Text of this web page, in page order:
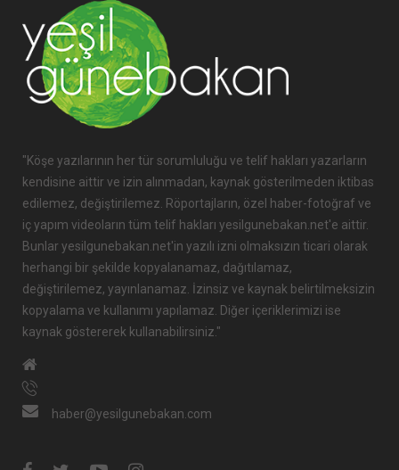
"Köşe yazılarının her tür sorumluluğu ve telif hakları yazarların
kendisine aittir ve izin alınmadan, kaynak gösterilmeden iktibas
edilemez, değiştirilemez. Röportajların, özel haber-fotoğraf ve
iç yapım videoların tüm telif hakları yesilgunebakan.net'e aittir.
Bunlar yesilgunebakan.net'in yazılı izni olmaksızın ticari olarak
herhangi bir şekilde kopyalanamaz, dağıtılamaz,
değiştirilemez, yayınlanamaz. İzinsiz ve kaynak belirtilmeksizin
kopyalama ve kullanımı yapılamaz. Diğer içeriklerimizi ise
kaynak göstererek kullanabilirsiniz."
haber@yesilgunebakan.com